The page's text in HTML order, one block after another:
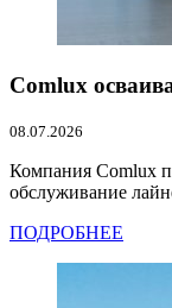
Comlux
08.07.2026
Компания Comlux
обслуживание
ПОДРОБНЕЕ